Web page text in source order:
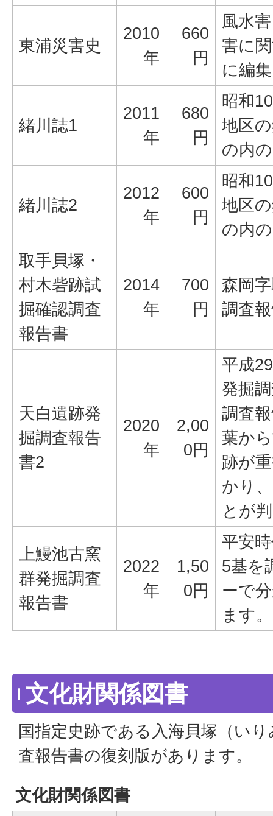
東浦災害史
2010
年
660
円
風水
害に
に編集
緒川誌1
2011
年
680
円
昭和
地区
の内
緒川誌2
2012
年
600
円
昭和
地区
の内
取手貝塚・
村木砦跡試
掘確認調査
報告書
2014
年
700
円
森岡
調査
天白遺跡発
掘調査報告
書2
2020
年
2,00
0円
平成
発掘
調査
葉か
跡が
かり
とが
上鰻池古窯
群発掘調査
報告書
2022
年
1,50
0円
平安
5基を
ーで
ます。
文化財関係図書
国指定史跡である入海貝塚（い
査報告書の復刻版があります。
文化財関係図書